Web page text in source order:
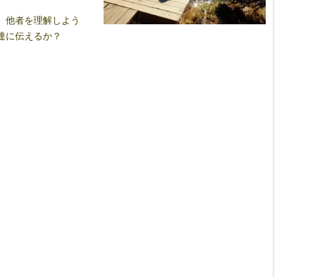
他者を理解しよう
に伝えるか？